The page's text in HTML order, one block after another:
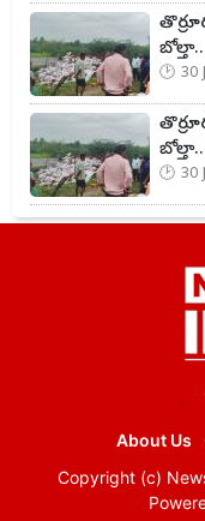
30
30
About Us
Copyright (c)